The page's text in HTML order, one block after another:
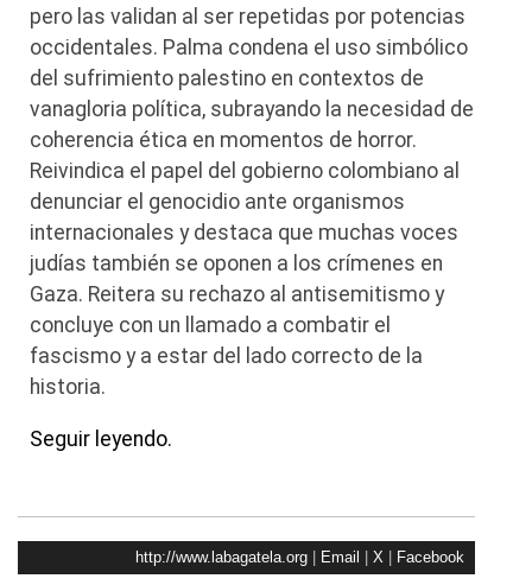
pero las validan al ser repetidas por potencias
occidentales. Palma condena el uso simbólico
del sufrimiento palestino en contextos de
vanagloria política, subrayando la necesidad de
coherencia ética en momentos de horror.
Reivindica el papel del gobierno colombiano al
denunciar el genocidio ante organismos
internacionales y destaca que muchas voces
judías también se oponen a los crímenes en
Gaza. Reitera su rechazo al antisemitismo y
concluye con un llamado a combatir el
fascismo y a estar del lado correcto de la
historia.
Seguir leyendo.
http://www.labagatela.org| Email X| Facebook